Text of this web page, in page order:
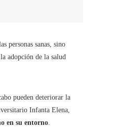
personas sanas, sino
adopción de la salud
pueden deteriorar la
Infanta Elena,
en su entorno.